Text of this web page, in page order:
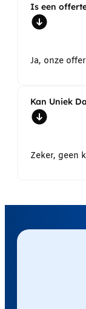
Is een
Ja, onze
Kan Uniek
Zeker, geen